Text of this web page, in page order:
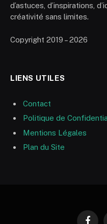
d’astuces, d’inspirations,
créativité sans limites.
Copyright 2019 – 2026
LIENS UTILES
Contact
Politique de
Mentions Légales
Plan du Site